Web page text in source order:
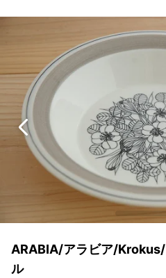
ARABIA/アラビア/
ル